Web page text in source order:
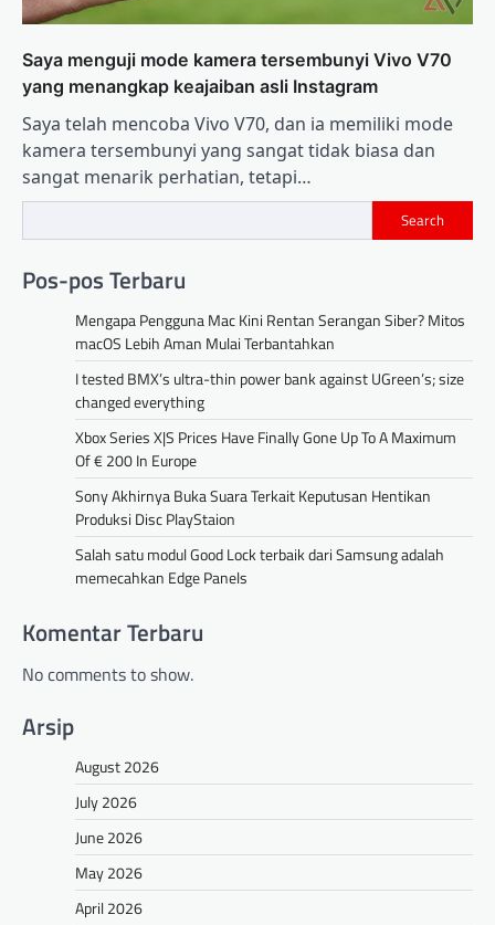
Saya menguji mode kamera tersembunyi Vivo V70
yang menangkap keajaiban asli Instagram
Saya telah mencoba Vivo V70, dan ia memiliki mode
kamera tersembunyi yang sangat tidak biasa dan
sangat menarik perhatian, tetapi…
Search
Pos-pos Terbaru
Mengapa Pengguna Mac Kini Rentan Serangan Siber? Mitos
macOS Lebih Aman Mulai Terbantahkan
I tested BMX’s ultra-thin power bank against UGreen’s; size
changed everything
Xbox Series X|S Prices Have Finally Gone Up To A Maximum
Of € 200 In Europe
Sony Akhirnya Buka Suara Terkait Keputusan Hentikan
Produksi Disc PlayStaion
Salah satu modul Good Lock terbaik dari Samsung adalah
memecahkan Edge Panels
Komentar Terbaru
No comments to show.
Arsip
August 2026
July 2026
June 2026
May 2026
April 2026